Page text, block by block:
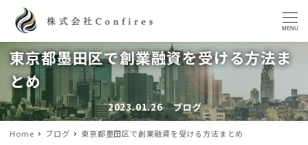
MENU
東京都墨田区で創業融資を受ける方法ま
とめ
投稿日
2023.01.26
カテゴリー
ブログ
Home ブログ 東京都墨田区で創業融資を受ける方法まとめ